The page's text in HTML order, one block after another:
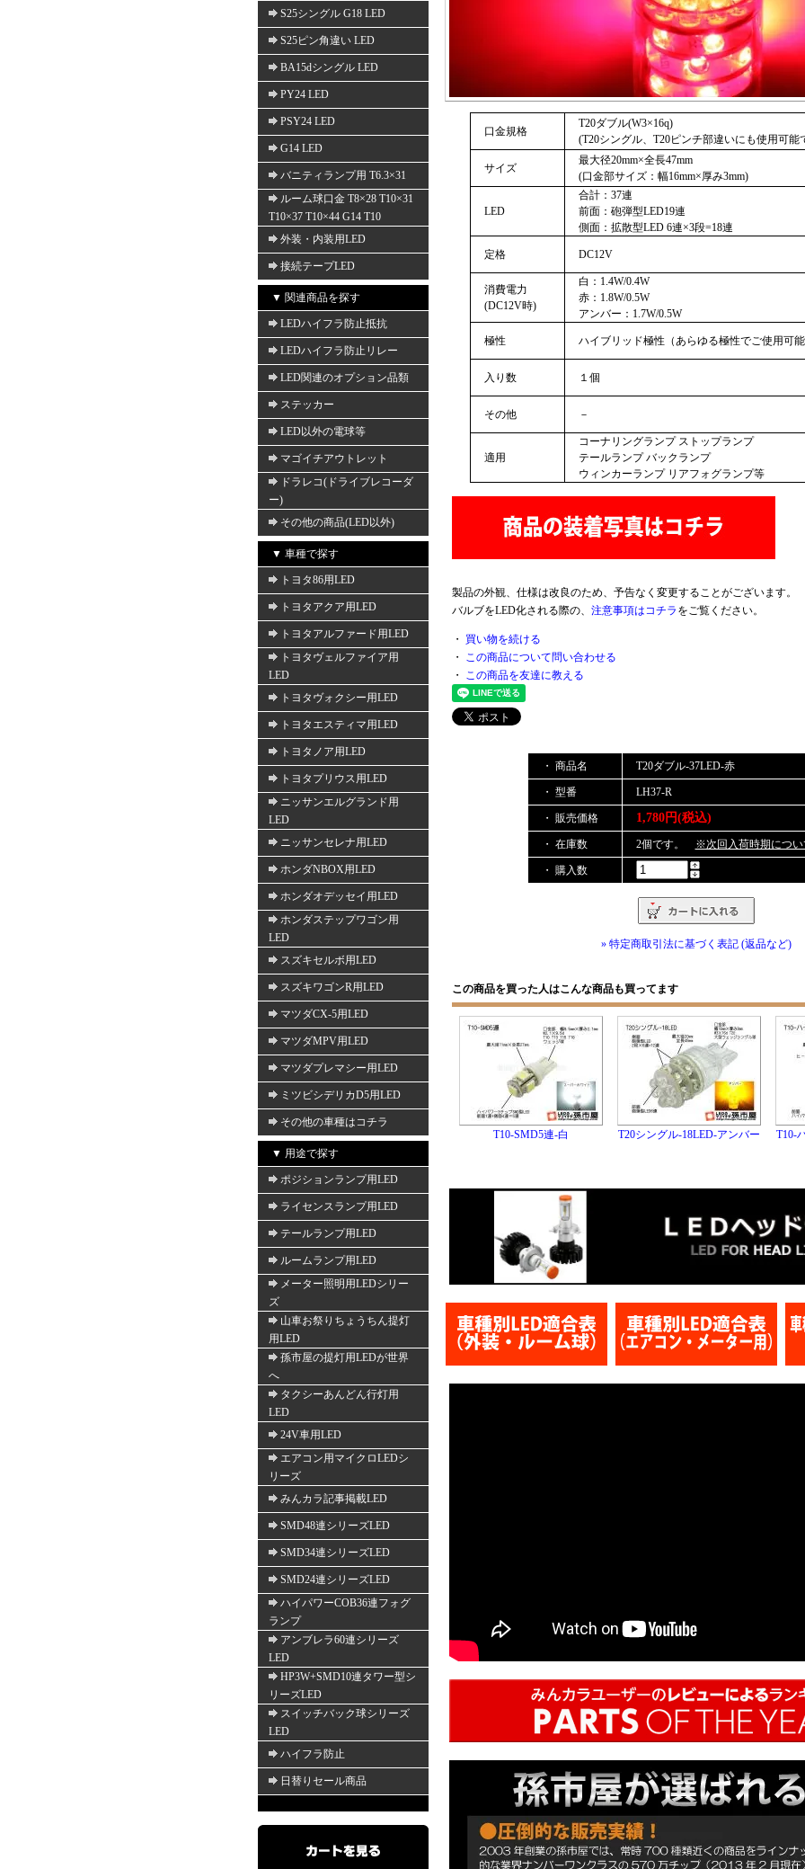
S25シングル G18 LED
S25ピン角違い LED
BA15dシングル LED
PY24 LED
PSY24 LED
G14 LED
バニティランプ用 T6.3×31
ルーム球口金 T8×28 T10×31
T10×37 T10×44 G14 T10
外装・内装用LED
接続テープLED
▼ 関連商品を探す
LEDハイフラ防止抵抗
LEDハイフラ防止リレー
LED関連のオプション品類
ステッカー
LED以外の電球等
マゴイチアウトレット
ドラレコ(ドライブレコーダ
ー)
その他の商品(LED以外)
▼ 車種で探す
トヨタ86用LED
トヨタアクア用LED
トヨタアルファード用LED
トヨタヴェルファイア用
LED
トヨタヴォクシー用LED
トヨタエスティマ用LED
トヨタノア用LED
トヨタプリウス用LED
ニッサンエルグランド用
LED
ニッサンセレナ用LED
ホンダNBOX用LED
ホンダオデッセイ用LED
ホンダステップワゴン用
LED
スズキセルボ用LED
スズキワゴンR用LED
マツダCX-5用LED
マツダMPV用LED
マツダプレマシー用LED
ミツビシデリカD5用LED
その他の車種はコチラ
▼ 用途で探す
ポジションランプ用LED
ライセンスランプ用LED
テールランプ用LED
ルームランプ用LED
メーター照明用LEDシリー
ズ
山車お祭りちょうちん提灯
用LED
孫市屋の提灯用LEDが世界
へ
タクシーあんどん行灯用
LED
24V車用LED
エアコン用マイクロLEDシ
リーズ
みんカラ記事掲載LED
SMD48連シリーズLED
SMD34連シリーズLED
SMD24連シリーズLED
ハイパワーCOB36連フォグ
ランプ
アンブレラ60連シリーズ
LED
HP3W+SMD10連タワー型シ
リーズLED
スイッチバック球シリーズ
LED
ハイフラ防止
日替りセール商品
口金規格
T20ダブル(W3×16q)
(T20シングル、T20ピンチ部違いにも使用可能
サイズ
最大径20mm×全長47mm
(口金部サイズ：幅16mm×厚み3mm)
LED
合計：37連
前面：砲弾型LED19連
側面：拡散型LED 6連×3段=18連
定格 DC12V
消費電力
(DC12V時)
白：1.4W/0.4W
赤：1.8W/0.5W
アンバー：1.7W/0.5W
極性 ハイブリッド極性（あらゆる極性でご使用可
入り数 １個
その他 －
適用
コーナリングランプ ストップランプ
テールランプ バックランプ
ウィンカーランプ リアフォグランプ等
製品の外観、仕様は改良のため、予告なく変更することがございます。
バルブをLED化される際の、 注意事項はコチラ をご覧ください。
・ 買い物を続ける
・ この商品について問い合わせる
・ この商品を友達に教える
・ 商品名 T20ダブル-37LED-赤
・ 型番 LH37-R
・ 販売価格 1,780円(税込)
・ 在庫数 2個です。 ※次回入荷時期につい
・ 購入数
» 特定商取引法に基づく表記 (返品など)
この商品を買った人はこんな商品も買ってます
T10-SMD5連-白 T20シングル-18LED-アンバー T10-